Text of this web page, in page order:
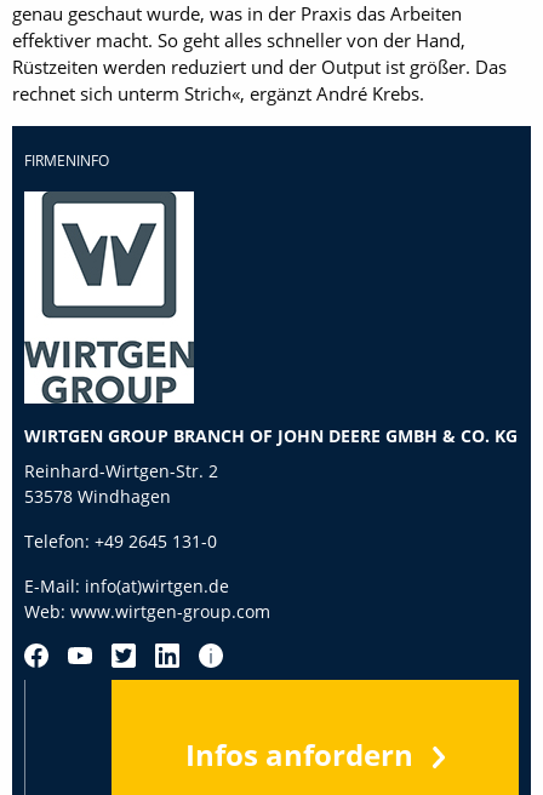
genau geschaut wurde, was in der Praxis das Arbeiten
effektiver macht. So geht alles schneller von der Hand,
Rüstzeiten werden reduziert und der Output ist größer. Das
rechnet sich unterm Strich«, ergänzt André Krebs.
FIRMENINFO
WIRTGEN GROUP BRANCH OF JOHN DEERE GMBH & CO. KG
Reinhard-Wirtgen-Str. 2
53578 Windhagen
Telefon: +49 2645 131-0
E-Mail: info(at)wirtgen.de
Web: www.wirtgen-group.com
Infos anfordern